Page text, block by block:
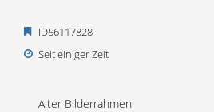
ID56117828
Seit einiger Zeit
Alter Bilderrahmen